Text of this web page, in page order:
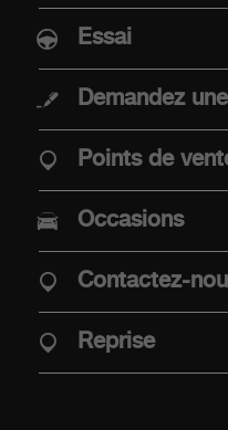
Abarth 500e
ACHAT
Offres
Offre Abarth
Points de vente
Véhicules de
Reprise
Essai
Demandez
Points de
Occasions
Contactez-
Reprise